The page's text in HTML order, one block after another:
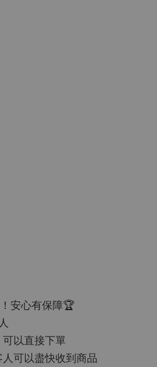
安心有保障🏆
以直接下單
可以盡快收到商品